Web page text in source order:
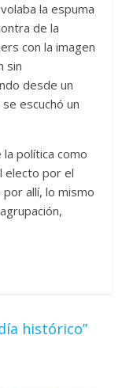
la espuma
de la
con la imagen
sin
desde un
escuchó un
política como
electo por el
allí, lo mismo
histórico”